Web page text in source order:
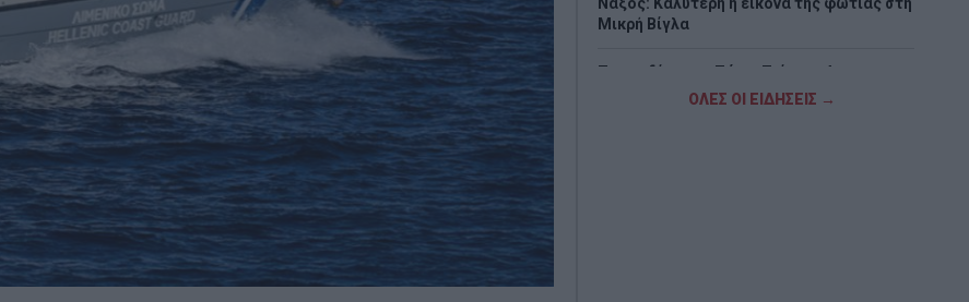
Μικρή Βίγλα
Τραγωδία στην Πάρο: Πνίγηκε 4χρονος σε
πισίνα beach bar - Προσήχθησαν
ΟΛΕΣ ΟΙ ΕΙΔΗΣΕΙΣ →